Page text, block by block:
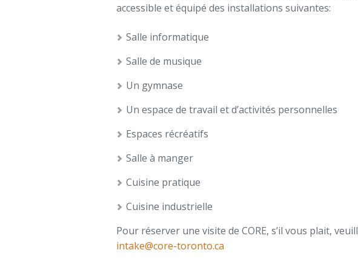
accessible et équipé des installations suivantes:
Salle informatique
Salle de musique
Un gymnase
Un espace de travail et d’activités personnelles
Espaces récréatifs
Salle à manger
Cuisine pratique
Cuisine industrielle
Pour réserver une visite de CORE, s’il vous plait,
intake@core-toronto.ca